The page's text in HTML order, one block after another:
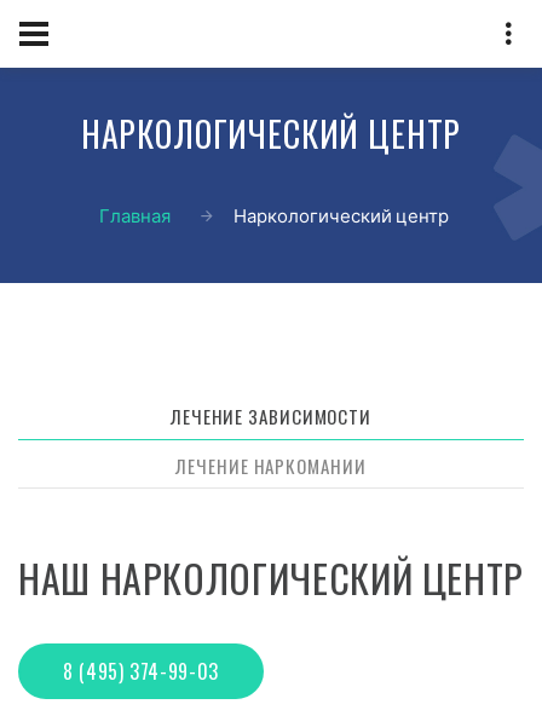
НАРКОЛОГИЧЕСКИЙ ЦЕНТР
Главная Наркологический центр
ЛЕЧЕНИЕ ЗАВИСИМОСТИ
ЛЕЧЕНИЕ НАРКОМАНИИ
НАШ НАРКОЛОГИЧЕСКИЙ ЦЕНТР
8 (495) 374-99-03